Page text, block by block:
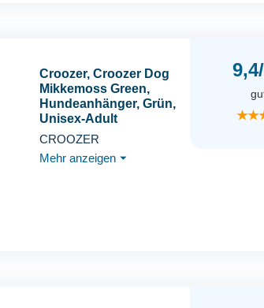
Croozer, Croozer Dog
Mikkemoss Green,
Hundeanhänger, Grün,
Unisex-Adult
CROOZER
Mehr anzeigen ⏷